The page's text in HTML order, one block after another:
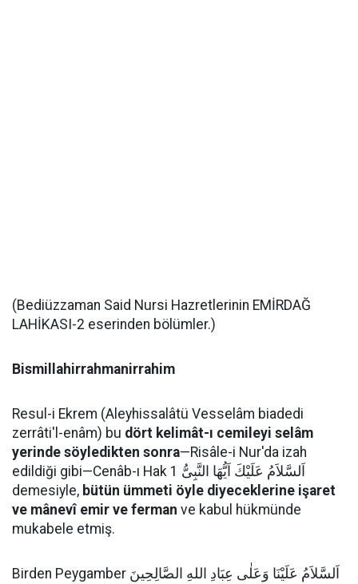
(Bediüzzaman Said Nursi Hazretlerinin EMİRDAĞ
LAHİKASI-2 eserinden bölümler.)
Bismillahirrahmanirrahim
Resul-i Ekrem (Aleyhissalâtü Vesselâm biadedi
zerrâti'l-enâm) bu dört kelimât-ı cemileyi selâm
yerinde söyledikten sonra—Risâle-i Nur'da izah
edildiği gibi—Cenâb-ı Hak اَلسَّلاَمُ عَلَيْكَ اَيُّهَا النَّبِىُّ 1
demesiyle, bütün ümmeti öyle diyeceklerine işaret
ve mânevî emir ve ferman ve kabul hükmünde
mukabele etmiş.
Birden Peygamber اَلسَّلاَمُ عَلَيْنَا وَعَلٰى عِبَادِ اللهِ الصَّالِحِينَ